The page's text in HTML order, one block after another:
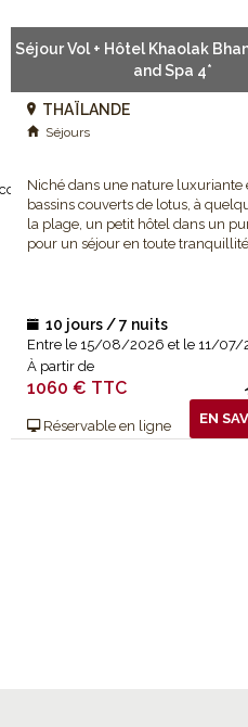
et se ressourcer dans
Séjour Vol + Hôtel Khaolak
and Spa 4*
THAÏLANDE
Séjours
Niché dans une nature luxuriante
bassins couverts de lotus, à
la plage, un petit hôtel dans un
pour un séjour en toute
10 jours / 7 nuits
Entre le 15/08/2026 et le 11/07/
À partir de
1060 € TTC
Réservable en ligne EN